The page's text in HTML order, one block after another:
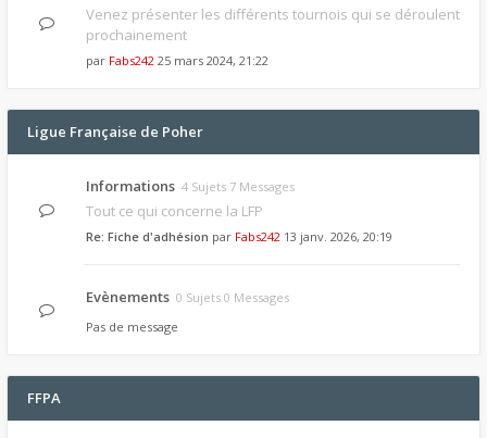
Venez présenter les différents tournois qui se déroulent
prochainement
par Fabs242 25 mars 2024, 21:22
Ligue Française de Poher
Informations 4 Sujets 7 Messages
Tout ce qui concerne la LFP
Re: Fiche d'adhésion par Fabs242 13 janv. 2026, 20:19
Evènements 0 Sujets 0 Messages
Pas de message
FFPA